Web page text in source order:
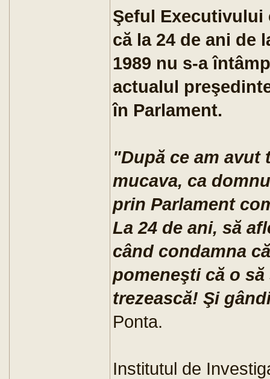
Şeful
că la 24 de ani de
1989 nu s-a
actualul
în Parlament.
"După ce am
mucava, ca
prin Parlament
La 24 de ani, să
când condamna
pomeneşti că o
trezească! Şi
Ponta.
Institutul de